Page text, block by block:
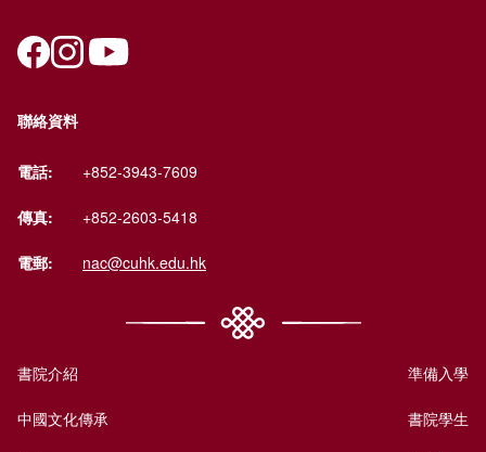
聯絡資料
電話: +852-3943-7609
傳真: +852-2603-5418
電郵: nac@cuhk.edu.hk
書院介紹
中國文化傳承
準備入學
書院學生